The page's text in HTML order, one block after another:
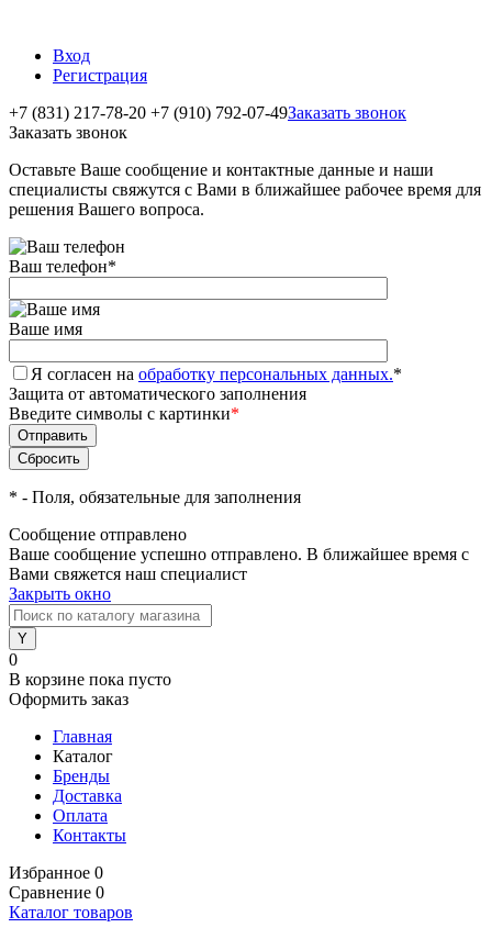
Вход
Регистрация
+7 (831) 217-78-20 +7 (910) 792-07-49Заказать звонок
Заказать звонок
Оставьте Ваше сообщение и контактные данные и наши
специалисты свяжутся с Вами в ближайшее рабочее время для
решения Вашего вопроса.
Ваш телефон*
Ваше имя
Я согласен на обработку персональных данных.*
Защита от автоматического заполнения
Введите символы с картинки*
* - Поля, обязательные для заполнения
Сообщение отправлено
Ваше сообщение успешно отправлено. В ближайшее время с
Вами свяжется наш специалист
Закрыть окно
0
В корзине пока пусто
Оформить заказ
Главная
Каталог
Бренды
Доставка
Оплата
Контакты
Избранное 0
Сравнение 0
Каталог товаров